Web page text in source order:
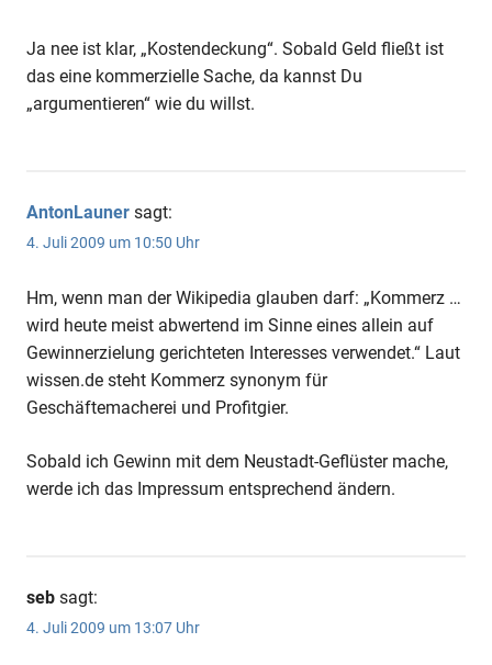
Ja nee ist klar, „Kostendeckung“. Sobald Geld fließt ist
das eine kommerzielle Sache, da kannst Du
„argumentieren“ wie du willst.
AntonLauner sagt:
4. Juli 2009 um 10:50 Uhr
Hm, wenn man der Wikipedia glauben darf: „Kommerz …
wird heute meist abwertend im Sinne eines allein auf
Gewinnerzielung gerichteten Interesses verwendet.“ Laut
wissen.de steht Kommerz synonym für
Geschäftemacherei und Profitgier.
Sobald ich Gewinn mit dem Neustadt-Geflüster mache,
werde ich das Impressum entsprechend ändern.
seb sagt:
4. Juli 2009 um 13:07 Uhr